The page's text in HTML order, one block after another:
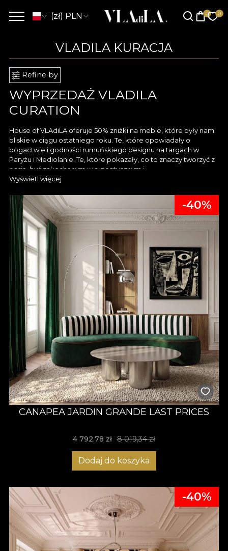
(zł) PLN
VLADILA KURACJA
Refine by
WYPRZEDAŻ VLADILA
CURATION
House of VLAdiLA oferuje 50% zniżki na meble, które były nam
bliskie w ciągu ostatniego roku. Te, które opowiadały o
bogactwie i godności rumuńskiego designu na targach w
Paryżu i Mediolanie. Te, które pokazały, co to znaczy tworzyć z
pasją, być zakochanym w autentycznym i
nonkonformistycznym pięknie. Te, które towarzyszyły nam
obiekt podziwu wszystkich naszych gości.
Ci, którzy wypełnili naszą opowieść swoim urokiem i elegancją i
których wybraliśmy, aby przekazać ją dalej do was. Ponieważ
nic lepiej nie mówi o sztuce niż kawałki nasycone
wspomnieniami, doświadczeniami, pięknie przeżytym życiem i
radością.
Wyświetl więcej
-40%
CANAPEA JARDIN GRANDE LAST PRICES
4 792,78 zł 8 019,34 zł
Dodaj do koszyka
-40%